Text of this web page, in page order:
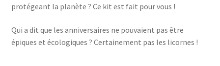
protégeant la planète ? Ce kit est fait pour vous !
Qui a dit que les anniversaires ne pouvaient pas être
épiques et écologiques ? Certainement pas les licornes !